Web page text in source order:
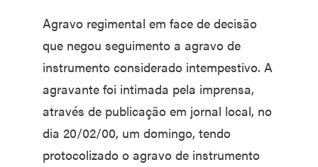
Agravo regimental em face de decisão
que negou seguimento a agravo de
instrumento considerado intempestivo. A
agravante foi intimada pela imprensa,
através de publicação em jornal local, no
dia 20/02/00, um domingo, tendo
protocolizado o agravo de instrumento